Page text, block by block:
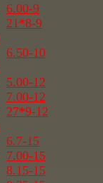
6.00-9
21*8-9
6.50-10
5.00-12
7.00-12
27*9-12
6.7-15
7.00-15
8.15-15